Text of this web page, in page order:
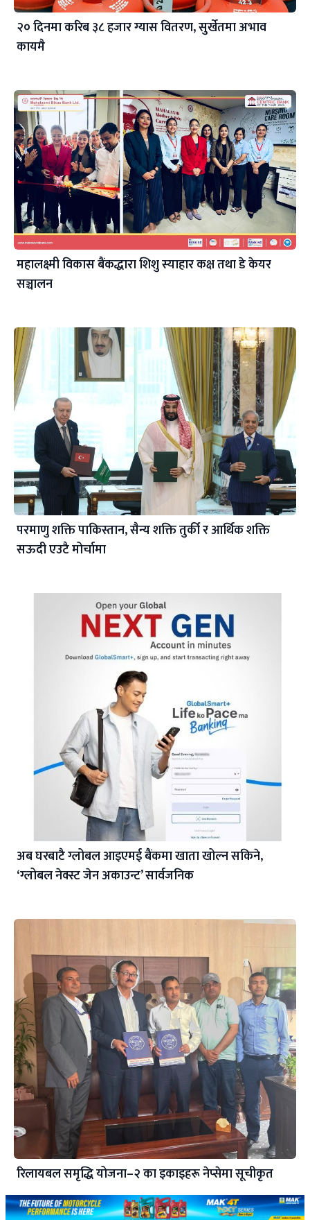
२० दिनमा करिब ३८ हजार ग्यास वितरण, सुर्खेतमा अभाव
कायमै
महालक्ष्मी विकास बैंकद्धारा शिशु स्याहार कक्ष तथा डे केयर
सञ्चालन
परमाणु शक्ति पाकिस्तान, सैन्य शक्ति तुर्की र आर्थिक शक्ति
सऊदी एउटै मोर्चामा
अब घरबाटै ग्लोबल आइएमई बैंकमा खाता खोल्न सकिने,
‘ग्लोबल नेक्स्ट जेन अकाउन्ट’ सार्वजनिक
रिलायबल समृद्धि योजना–२ का इकाइहरू नेप्सेमा सूचीकृत